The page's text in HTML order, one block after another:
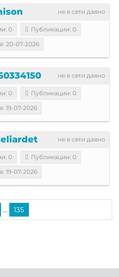
не в сети давно
0
Публикации: 0
20-07-2026
не в сети давно
0
Публикации: 0
19-07-2026
не в сети давно
0
Публикации: 0
19-07-2026
... 135